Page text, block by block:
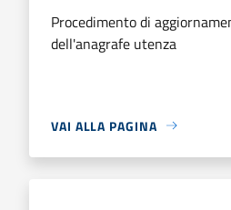
Procedimento di
dell'anagrafe utenza
VAI ALLA PAGINA